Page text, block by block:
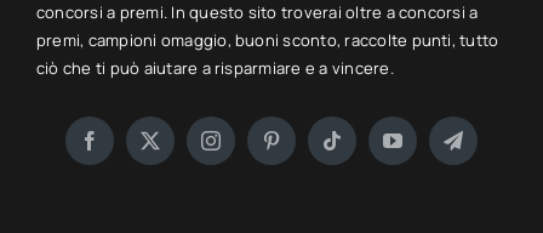
concorsi a premi. In questo sito troverai oltre a concorsi a
premi, campioni omaggio, buoni sconto, raccolte punti, tutto
ciò che ti può aiutare a risparmiare e a vincere.